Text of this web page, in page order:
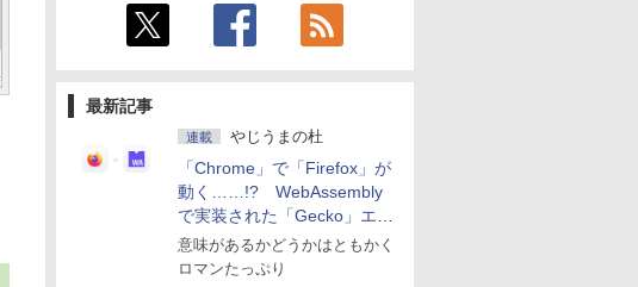
最新記事
連載 やじうまの杜
「Chrome」で「Firefox」が
動く……!? WebAssembly
で実装された「Gecko」エン
ジン
意味があるかどうかはともかく
ロマンたっぷり